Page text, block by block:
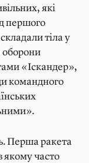
які
першого
тіла у
оборони
«Іскандер»,
командного
Перша ракета
якому часто